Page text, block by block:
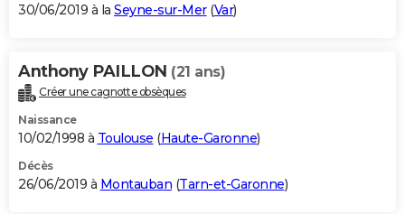
30/06/2019 à la Seyne-sur-Mer(Var)
Anthony PAILLON (21 ans)
Créer une cagnotte obsèques
Naissance
10/02/1998 à Toulouse (Haute-Garonne)
Décès
26/06/2019 à Montauban (Tarn-et-Garonne)